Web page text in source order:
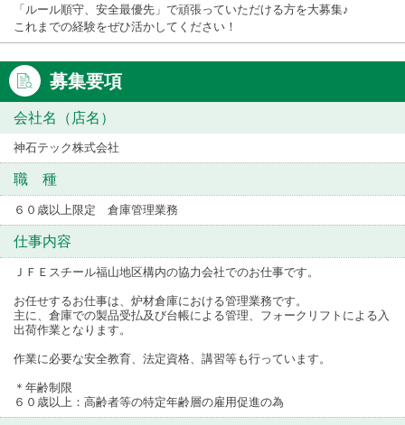
「ルール順守、安全最優先」で頑張っていただける方を大募集♪
これまでの経験をぜひ活かしてください！
募集要項
会社名（店名）
神石テック株式会社
職 種
６０歳以上限定 倉庫管理業務
仕事内容
ＪＦＥスチール福山地区構内の協力会社でのお仕事です。
お任せするお仕事は、炉材倉庫における管理業務です。
主に、倉庫での製品受払及び台帳による管理、フォークリフトによる入
出荷作業となります。
作業に必要な安全教育、法定資格、講習等も行っています。
＊年齢制限
６０歳以上：高齢者等の特定年齢層の雇用促進の為